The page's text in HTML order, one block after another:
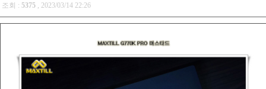
조회 : 5375 , 2023/03/14 22:26